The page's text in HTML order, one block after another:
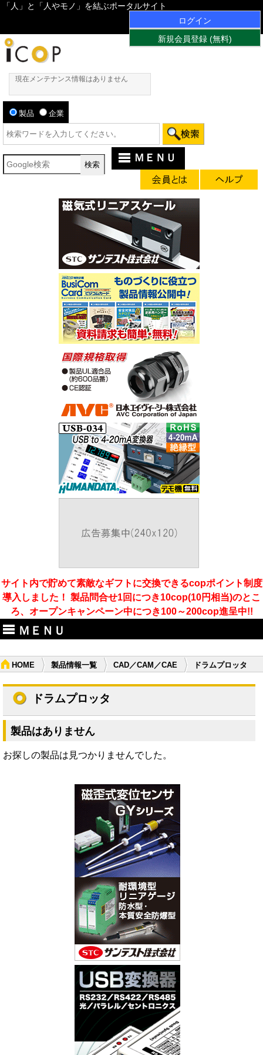
「人」と「人やモノ」を結ぶポータルサイト
ログイン
新規会員登録 (無料)
現在メンテナンス情報はありません
製品 企業
ＭＥＮＵ
サイト内で貯めて素敵なギフトに交換できるcopポイント制度
導入しました！ 製品問合せ1回につき10cop(10円相当)のとこ
ろ、オープンキャンペーン中につき100～200cop進呈中!!
ＭＥＮＵ
HOME 製品情報一覧 CAD／CAM／CAE ドラムプロッタ
ドラムプロッタ
製品はありません
お探しの製品は見つかりませんでした。